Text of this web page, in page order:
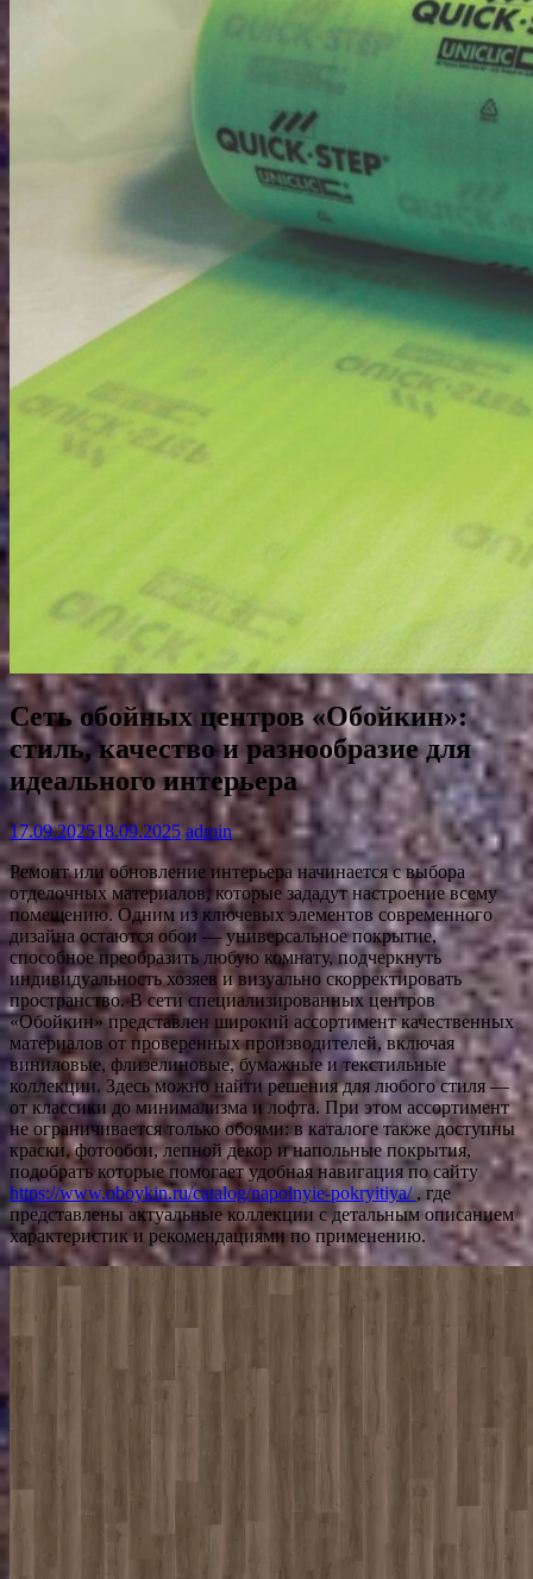
Сеть обойных центров «Обойкин»:
стиль, качество и разнообразие для
идеального интерьера
17.09.202518.09.2025 admin
Ремонт или обновление интерьера начинается с выбора
отделочных материалов, которые зададут настроение всему
помещению. Одним из ключевых элементов современного
дизайна остаются обои — универсальное покрытие,
способное преобразить любую комнату, подчеркнуть
индивидуальность хозяев и визуально скорректировать
пространство. В сети специализированных центров
«Обойкин» представлен широкий ассортимент качественных
материалов от проверенных производителей, включая
виниловые, флизелиновые, бумажные и текстильные
коллекции. Здесь можно найти решения для любого стиля —
от классики до минимализма и лофта. При этом ассортимент
не ограничивается только обоями: в каталоге также доступны
краски, фотообои, лепной декор и напольные покрытия,
подобрать которые помогает удобная навигация по сайту
https://www.oboykin.ru/catalog/napolnyie-pokryitiya/, где
представлены актуальные коллекции с детальным описанием
характеристик и рекомендациями по применению.